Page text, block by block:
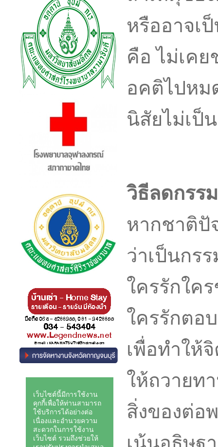
หรืออาจเ
คือ ไม่เคย
อคติไปหม
นิสัยไม่เป็
วิธีลดกรร
หากชาติปั
ว่าเป็นกร
ใครรักใค
ใครรักตอ
เพื่อทำให้
ให้ถวายท
สิ่งของต่อ